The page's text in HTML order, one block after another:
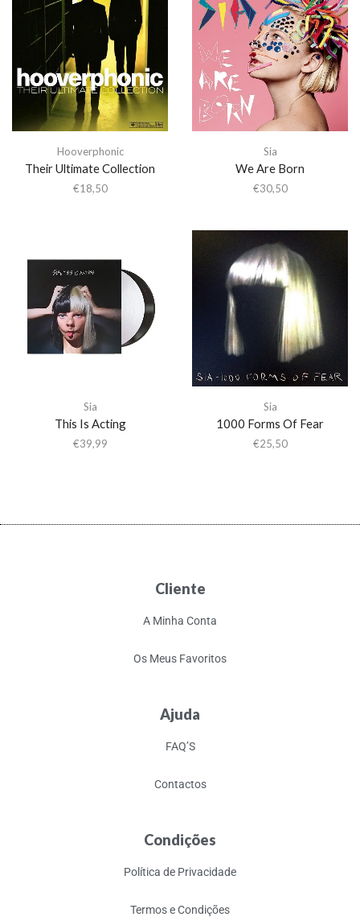
Hooverphonic
Their Ultimate Collection
€18,50
Sia
We Are Born
€30,50
Sia
This Is Acting
€39,99
Sia
1000 Forms Of Fear
€25,50
Cliente
A Minha Conta
Os Meus Favoritos
Ajuda
FAQ’S
Contactos
Condições
Política de Privacidade
Termos e Condições